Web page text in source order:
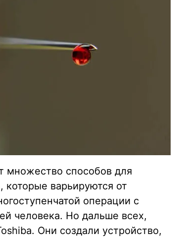
множество способов для
которые варьируются от
операции с
человека. Но дальше всех,
Они создали устройство,